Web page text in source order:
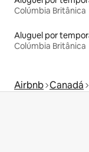
Colúmbia Britânica
Colúmbia Britânica
Airbnb Canadá